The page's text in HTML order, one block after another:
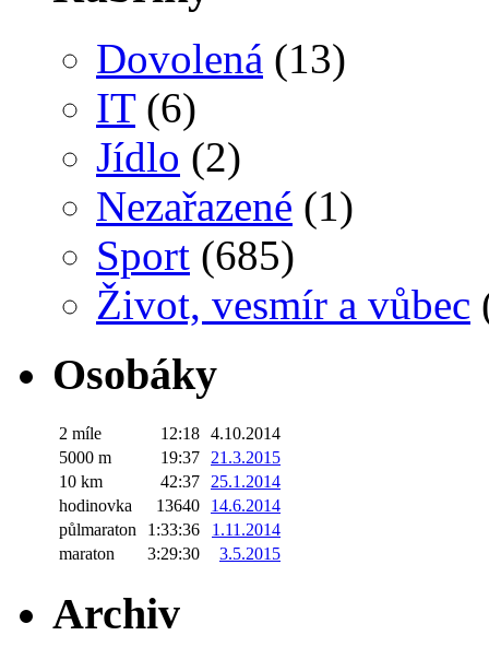
Dovolená (13)
IT(6)
Jídlo (2)
Nezařazené (1)
Sport (685)
Život, vesmír a vůbec
Osobáky
2 míle 12:18 4.10.2014
5000 m
19:37
21.3.2015
10 km
42:37
25.1.2014
hodinovka
13640
14.6.2014
půlmaraton
1:33:36
1.11.2014
maraton
3:29:30 3.5.2015
Archiv